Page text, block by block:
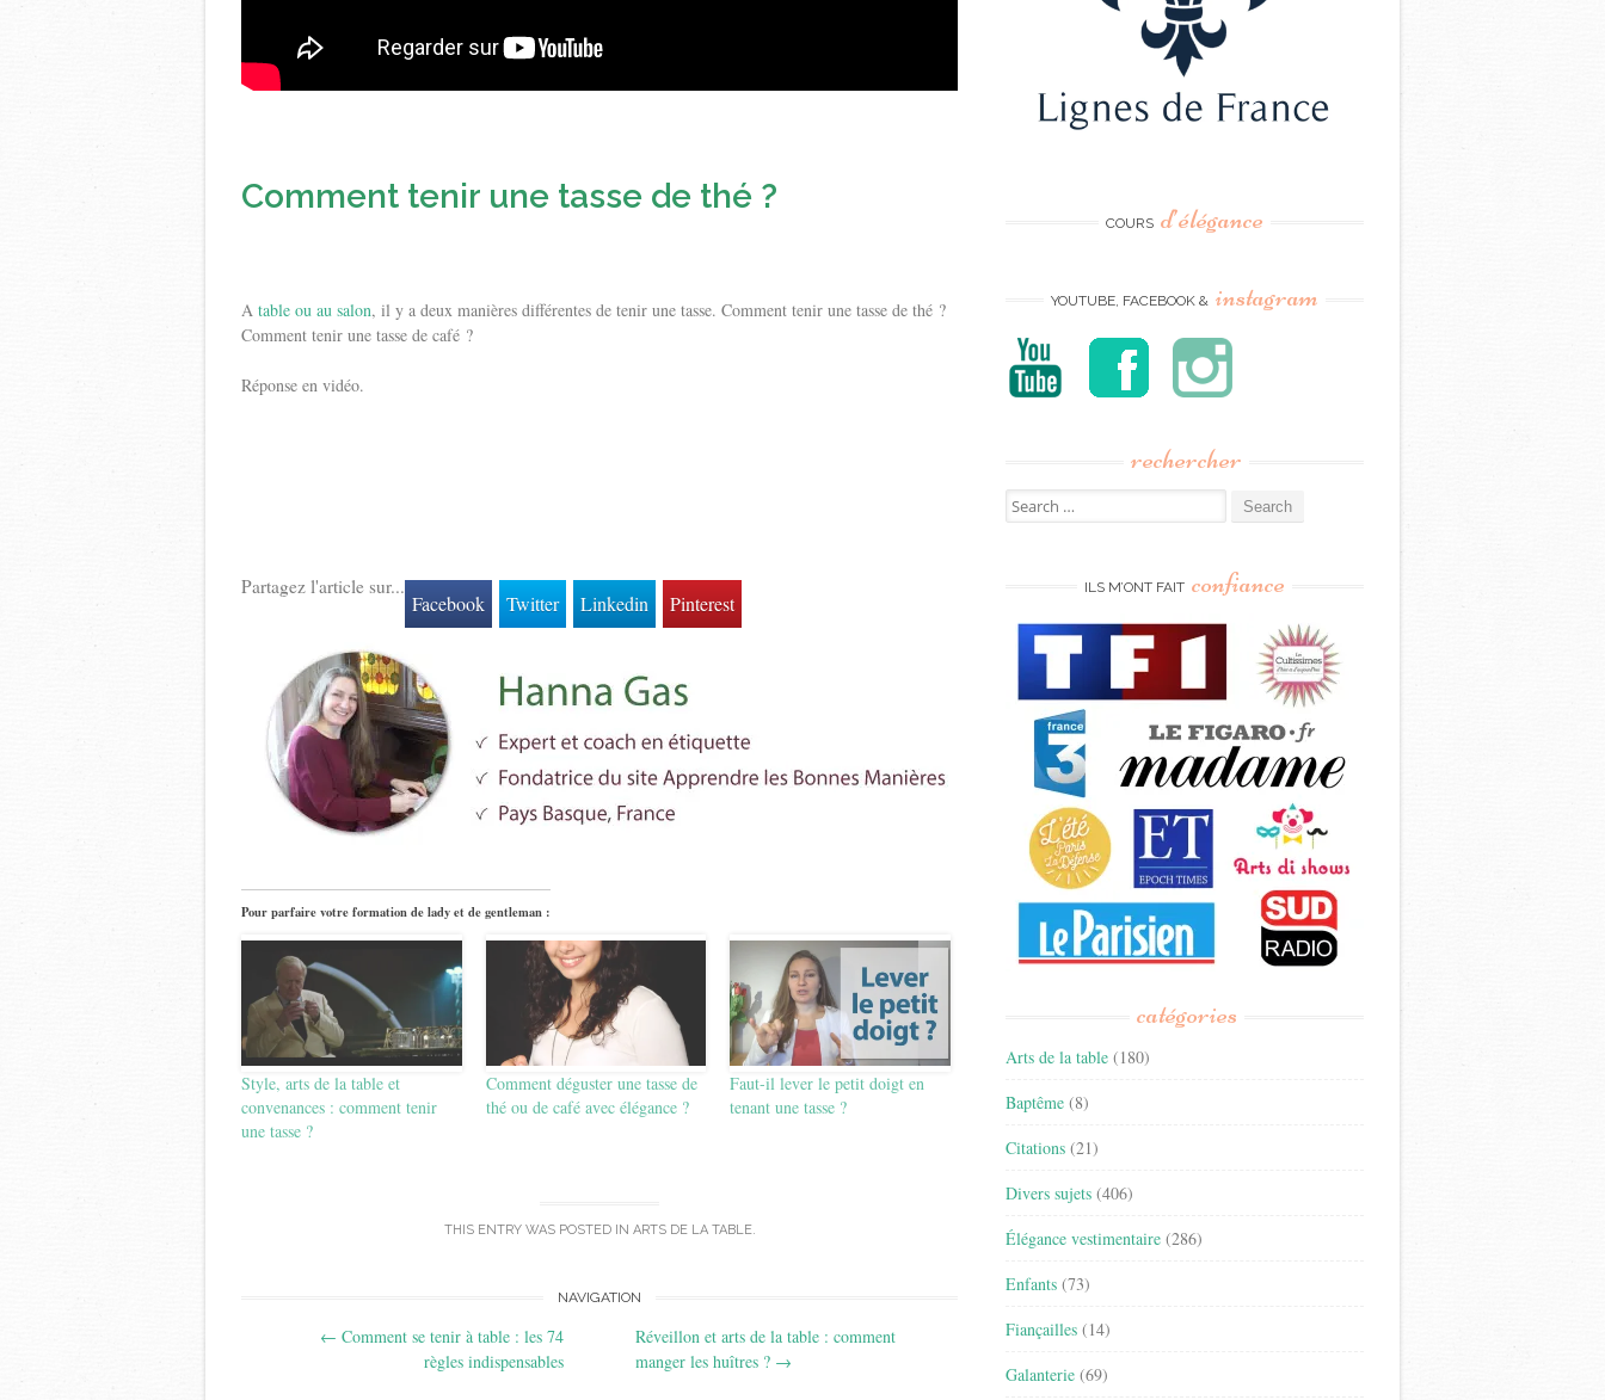
Comment tenir une tasse de thé ?
A table ou au salon, il y a deux manières différentes de tenir une tasse. Comment tenir une tasse de thé ?
Comment tenir une tasse de café ?
Réponse en vidéo.
Partagez l'article sur...
Facebook Twitter Linkedin Pinterest
Pour parfaire votre formation de lady et de gentleman :
Style, arts de la table et
convenances : comment tenir
une tasse ?
Comment déguster une tasse de
thé ou de café avec élégance ?
Faut-il lever le petit doigt en
tenant une tasse ?
THIS ENTRY WAS POSTED IN ARTS DE LA TABLE.
NAVIGATION
← Comment se tenir à table : les 74
règles indispensables
Réveillon et arts de la table : comment
manger les huîtres ? →
COURS d’élégance
YOUTUBE, FACEBOOK & instagram
rechercher
Search
for:
ILS M’ONT FAIT confiance
catégories
Arts de la table (180)
Baptême (8)
Citations (21)
Divers sujets (406)
Élégance vestimentaire (286)
Enfants (73)
Fiançailles (14)
Galanterie (69)